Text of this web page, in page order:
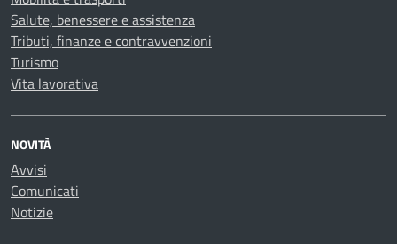
Salute, benessere e assistenza
Tributi, finanze e contravvenzioni
Turismo
Vita lavorativa
NOVITÀ
Avvisi
Comunicati
Notizie